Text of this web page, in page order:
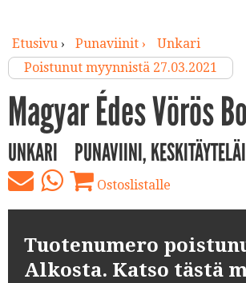
Etusivu› Punaviinit ›
Unkari
Poistunut myynnistä 27.03.2021
Magyar Édes Vörös
UNKARI PUNAVIINI,
Ostoslistalle
Tuotenumero
Alkosta. Katso tästä